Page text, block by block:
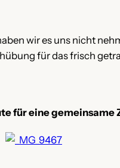
wir es uns nicht
für das frisch
für eine gemeinsame